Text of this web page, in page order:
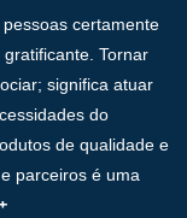
certamente
Tornar
significa atuar
do
de qualidade e
parceiros é uma